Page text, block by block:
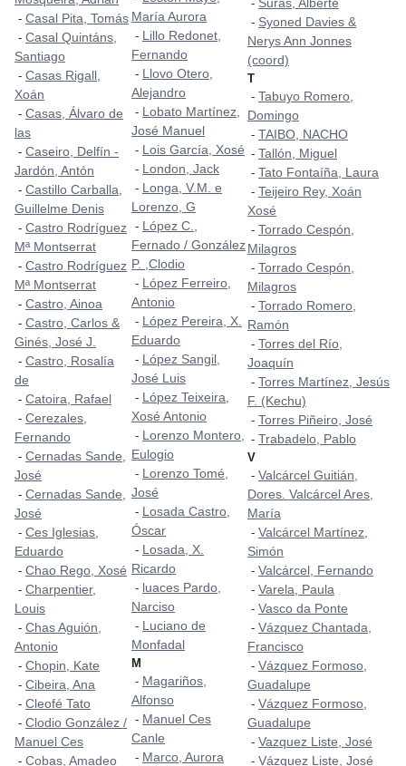
- Casal Pita, Tomás
- Casal Quintáns,
Santiago
- Casas Rigall,
Xoán
- Casas, Álvaro de
las
- Caseiro, Delfín -
Jardón, Antón
- Castillo Carballa,
Guillelme Denis
- Castro Rodríguez
Mª Montserrat
- Castro Rodríguez
Mª Montserrat
- Castro, Ainoa
- Castro, Carlos &
Ginés, José J.
- Castro, Rosalía
de
- Catoira, Rafael
- Cerezales,
Fernando
- Cernadas Sande,
José
- Cernadas Sande,
José
- Ces Iglesias,
Eduardo
- Chao Rego, Xosé
- Charpentier,
Louis
- Chas Aguión,
Antonio
- Chopin, Kate
- Cibeira, Ana
- Cleofé Tato
- Clodio González /
Manuel Ces
- Cobas, Amadeo
María Aurora
- Lillo Redonet,
Fernando
- Llovo Otero,
Alejandro
- Lobato Martínez,
José Manuel
- Lois García, Xosé
- London, Jack
- Longa, V.M. e
Lorenzo, G
- López C.,
Fernado / González
P. ,Clodio
- López Ferreiro,
Antonio
- López Pereira, X.
Eduardo
- López Sangil,
José Luis
- López Teixeira,
Xosé Antonio
- Lorenzo Montero,
Eulogio
- Lorenzo Tomé,
José
- Losada Castro,
Óscar
- Losada, X.
Ricardo
- luaces Pardo,
Narciso
- Luciano de
Monfadal
M
- Magariños,
Alfonso
- Manuel Ces
Canle
- Marco, Aurora
- Suras, Alberte
- Syoned Davies &
Nerys Ann Jonnes
(coord)
T
- Tabuyo Romero,
Domingo
- TAIBO, NACHO
- Tallón, Miguel
- Tato Fontaíña, Laura
- Teijeiro Rey, Xoán
Xosé
- Torrado Cespón,
Milagros
- Torrado Cespón,
Milagros
- Torrado Romero,
Ramón
- Torres del Río,
Joaquín
- Torres Martínez, Jesús
F. (Kechu)
- Torres Piñeiro, José
- Trabadelo, Pablo
V
- Valcárcel Guitián,
Dores. Valcárcel Ares,
María
- Valcárcel Martínez,
Simón
- Valcárcel, Fernando
- Varela, Paula
- Vasco da Ponte
- Vázquez Chantada,
Francisco
- Vázquez Formoso,
Guadalupe
- Vázquez Formoso,
Guadalupe
- Vazquez Liste, José
- Vázquez Liste, José